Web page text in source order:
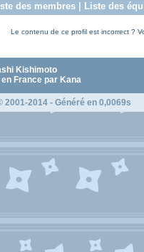
des membres| Liste des
Le contenu de ce profil est incorrect ?
Kishimoto
France par Kana
2001-2014 - Généré en 0,0069s